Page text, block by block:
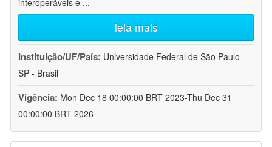
interoperáveis e ...
leia mais
Instituição/UF/País: Universidade Federal de São Paulo -
SP - Brasil
Vigência: Mon Dec 18 00:00:00 BRT 2023-Thu Dec 31
00:00:00 BRT 2026